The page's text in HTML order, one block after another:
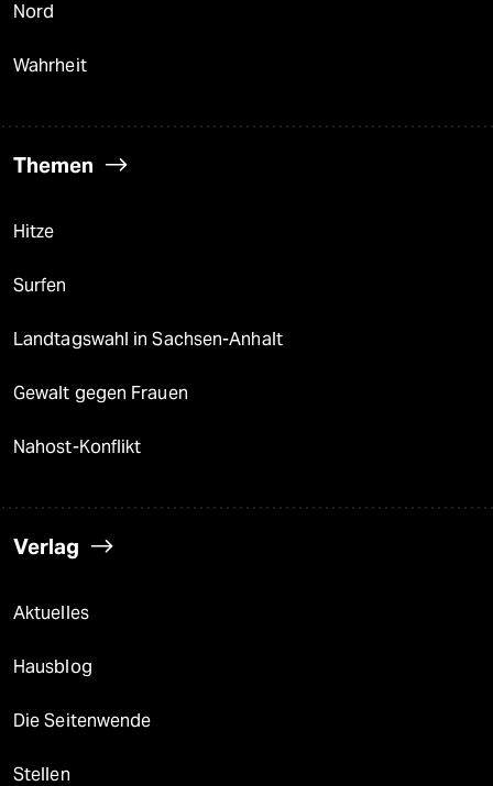
Nord
Wahrheit
Themen
Hitze
Surfen
Landtagswahl in Sachsen-Anhalt
Gewalt gegen Frauen
Nahost-Konflikt
Verlag
Aktuelles
Hausblog
Die Seitenwende
Stellen